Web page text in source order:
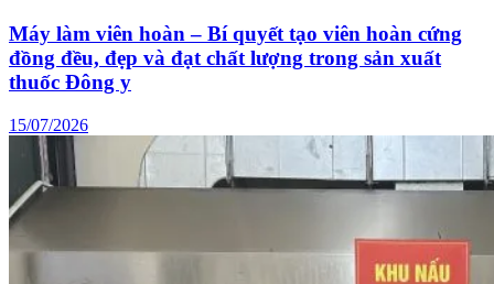
Máy làm viên hoàn – Bí quyết tạo viên hoàn cứng
đồng đều, đẹp và đạt chất lượng trong sản xuất
thuốc Đông y
15/07/2026